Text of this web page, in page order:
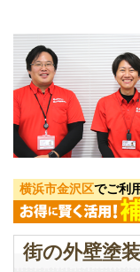
横浜市金沢区でご利
街の外壁塗